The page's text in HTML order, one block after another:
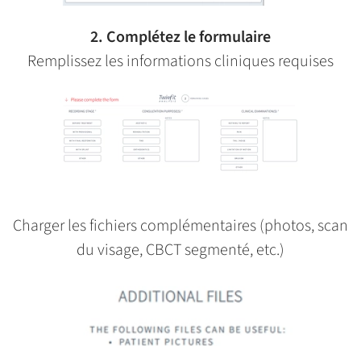
2. Complétez le formulaire
Remplissez les informations cliniques requises
Charger les fichiers complémentaires (photos, scan
du visage, CBCT segmenté, etc.)